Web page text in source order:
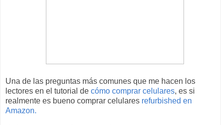
Una de las preguntas más comunes que me hacen los
lectores en el tutorial de cómo comprar celulares, es si
realmente es bueno comprar celulares refurbished en
Amazon.